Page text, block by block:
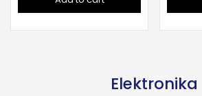
Elektronika